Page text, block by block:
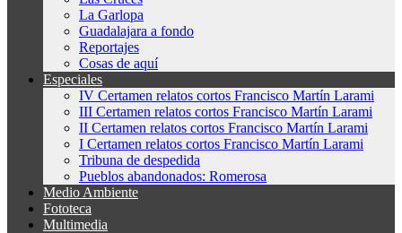
La Garlopa
Guadalajara a fondo
Reportajes
Cosas de aquí
Especiales
IV Certamen relatos cortos Francisco Martín Larami
III Certamen relatos cortos Francisco Martín Larami
II Certamen relatos cortos Francisco Martín Larami
I Certamen relatos cortos Francisco Martín Larami
Tribuna de despedida
Pueblos abandonados: Romerosa
Medio Ambiente
Fototeca
Multimedia